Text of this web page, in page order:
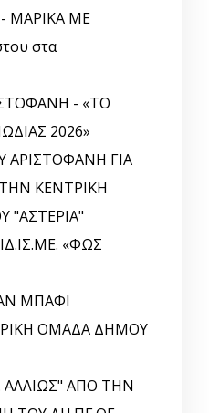
ΜΑΡΙΚΑ ΜΕ
στα
- «ΤΟ
2026»
ΑΡΙΣΤΟΦΑΝΗ ΓΙΑ
ΚΕΝΤΡΙΚΗ
"ΑΣΤΕΡΙΑ"
«ΦΩΣ
ΜΠΑΦΙ
ΟΜΑΔΑ ΔΗΜΟΥ
ΑΠΟ ΤΗΝ